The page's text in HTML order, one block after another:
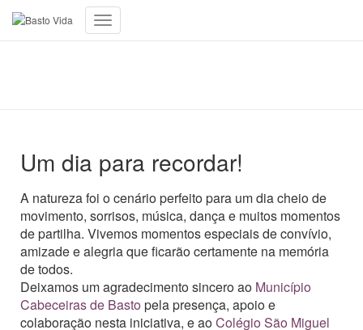
Toggle
Um dia para recordar!
A natureza foi o cenário perfeito para um dia cheio de
movimento, sorrisos, música, dança e muitos momentos
de partilha. Vivemos momentos especiais de convívio,
amizade e alegria que ficarão certamente na memória
de todos.
Deixamos um agradecimento sincero ao Município
Cabeceiras de Basto pela presença, apoio e
colaboração nesta iniciativa, e aoColégio São Miguel